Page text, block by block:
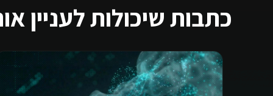
כתבות שיכולות לעניין